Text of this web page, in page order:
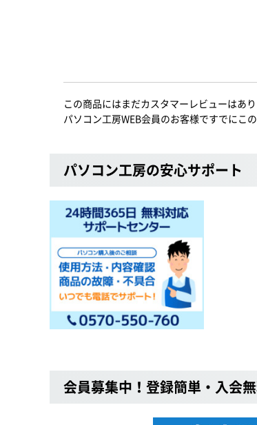
この商品にはまだカスタマーレビューはあ
パソコン工房WEB会員のお客様ですでにこ
パソコン工房の安心サポート
会員募集中！登録簡単・入会